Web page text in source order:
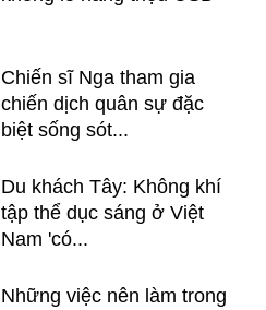
Chiến sĩ Nga tham gia
chiến dịch quân sự đặc
biệt sống sót...
Du khách Tây: Không khí
tập thể dục sáng ở Việt
Nam 'có...
Những việc nên làm trong